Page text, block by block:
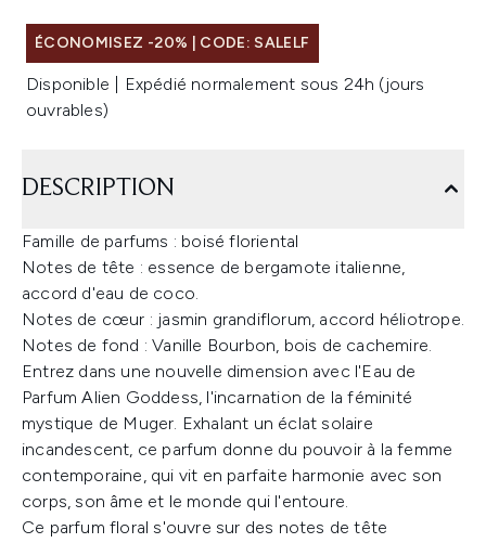
ÉCONOMISEZ -20% | CODE: SALELF
Disponible | Expédié normalement sous 24h (jours
ouvrables)
DESCRIPTION
Famille de parfums : boisé floriental
Notes de tête : essence de bergamote italienne,
accord d'eau de coco.
Notes de cœur : jasmin grandiflorum, accord héliotrope.
Notes de fond : Vanille Bourbon, bois de cachemire.
Entrez dans une nouvelle dimension avec l'Eau de
Parfum Alien Goddess, l'incarnation de la féminité
mystique de Muger. Exhalant un éclat solaire
incandescent, ce parfum donne du pouvoir à la femme
contemporaine, qui vit en parfaite harmonie avec son
corps, son âme et le monde qui l'entoure.
Ce parfum floral s'ouvre sur des notes de tête